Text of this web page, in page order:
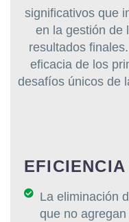
significativos que
en la gestión de
resultados
eficacia de los
desafíos únicos de
La eliminación
que no